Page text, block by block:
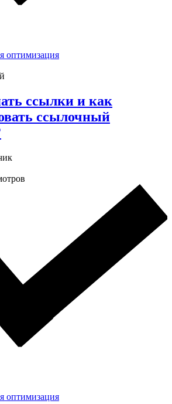
оптимизация
ссылки и как
ссылочный
оптимизация